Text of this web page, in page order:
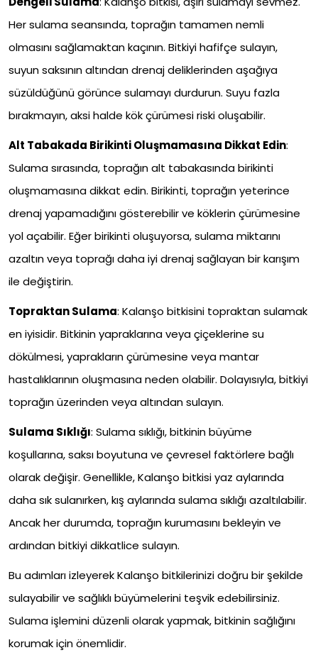
Her sulama seansında, toprağın tamamen nemli
olmasını sağlamaktan kaçının. Bitkiyi hafifçe sulayın,
suyun saksının altından drenaj deliklerinden aşağıya
süzüldüğünü görünce sulamayı durdurun. Suyu fazla
bırakmayın, aksi halde kök çürümesi riski oluşabilir.
Alt Tabakada Birikinti Oluşmamasına Dikkat Edin:
Sulama sırasında, toprağın alt tabakasında birikinti
oluşmamasına dikkat edin. Birikinti, toprağın yeterince
drenaj yapamadığını gösterebilir ve köklerin çürümesine
yol açabilir. Eğer birikinti oluşuyorsa, sulama miktarını
azaltın veya toprağı daha iyi drenaj sağlayan bir karışım
ile değiştirin.
Topraktan Sulama: Kalanşo bitkisini topraktan sulamak
en iyisidir. Bitkinin yapraklarına veya çiçeklerine su
dökülmesi, yaprakların çürümesine veya mantar
hastalıklarının oluşmasına neden olabilir. Dolayısıyla, bitkiyi
toprağın üzerinden veya altından sulayın.
Sulama Sıklığı: Sulama sıklığı, bitkinin büyüme
koşullarına, saksı boyutuna ve çevresel faktörlere bağlı
olarak değişir. Genellikle, Kalanşo bitkisi yaz aylarında
daha sık sulanırken, kış aylarında sulama sıklığı azaltılabilir.
Ancak her durumda, toprağın kurumasını bekleyin ve
ardından bitkiyi dikkatlice sulayın.
Bu adımları izleyerek Kalanşo bitkilerinizi doğru bir şekilde
sulayabilir ve sağlıklı büyümelerini teşvik edebilirsiniz.
Sulama işlemini düzenli olarak yapmak, bitkinin sağlığını
korumak için önemlidir.